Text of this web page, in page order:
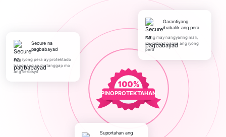
PINOPROTEKTAHAN
Secure na
pagbabayad
Ang iyong pera ay protektado
hanggang sa matanggap mo
ang serbisyo
Garantiyang
ibabalik ang pera
Kung may nangyaring mali,
ire-refund namin ang iyong
pera
Suportahan ang